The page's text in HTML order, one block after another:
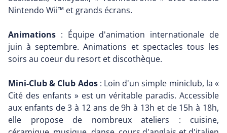
Nintendo Wii™ et grands écrans.
Animations : Équipe d'animation internationale de
juin à septembre. Animations et spectacles tous les
soirs au coeur du resort et discothèque.
Mini-Club & Club Ados: Loin d'un simple miniclub, la «
Cité des enfants » est un véritable paradis. Accessible
aux enfants de 3 à 12 ans de 9h à 13h et de 15h à 18h,
elle propose de nombreux ateliers : cuisine,